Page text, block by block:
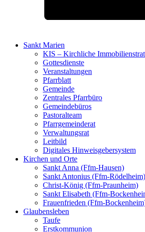
Sankt Marien
KIS – Kirchliche
Gottesdienste
Veranstaltungen
Pfarrblatt
Gemeinde
Zentrales Pfarrbüro
Gemeindebüros
Pastoralteam
Pfarrgemeinderat
Verwaltungsrat
Leitbild
Digitales Hinweisgebersystem
Kirchen und Orte
Sankt Anna (Ffm-Hausen)
Sankt Antonius (Ffm-Rödelheim)
Christ-König (Ffm-Praunheim)
Sankt Elisabeth (Ffm-
Frauenfrieden (Ffm-
Glaubensleben
Taufe
Erstkommunion